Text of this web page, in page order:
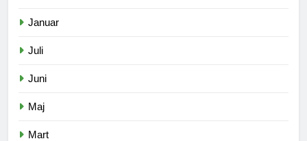
Januar
Juli
Juni
Maj
Mart